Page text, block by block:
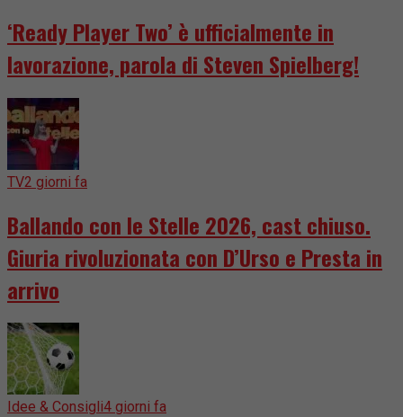
‘Ready Player Two’ è ufficialmente in
lavorazione, parola di Steven Spielberg!
TV2 giorni fa
Ballando con le Stelle 2026, cast chiuso.
Giuria rivoluzionata con D’Urso e Presta in
arrivo
Idee & Consigli4 giorni fa